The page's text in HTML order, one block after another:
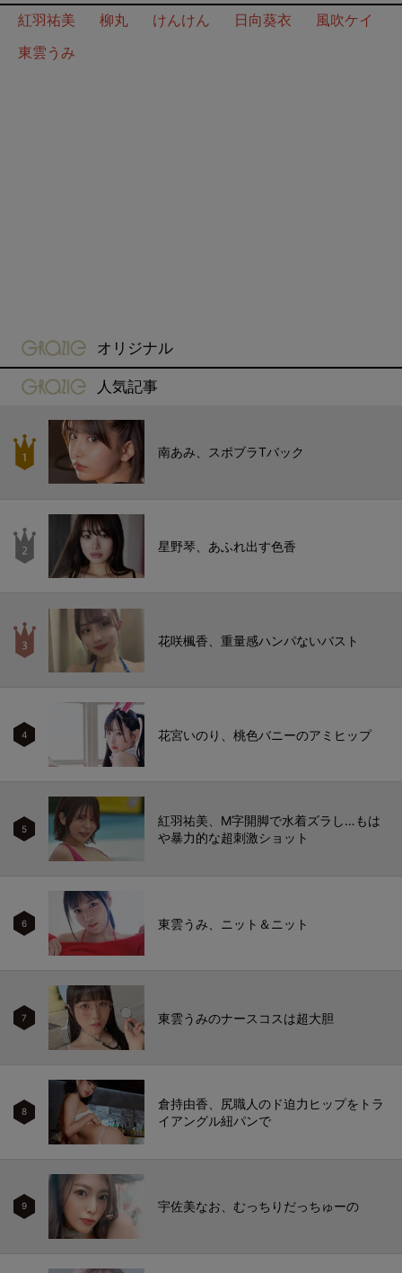
紅羽祐美 柳丸 けんけん 日向葵衣
風吹ケイ
東雲うみ
gravure-grazie
オリジナル
gravure-grazie
人気記事
南あみ、スポブラTバック
星野琴、あふれ出す色香
花咲楓香、重量感ハンパないバスト
4 花宮いのり、桃色バニーのアミヒップ
5
紅羽祐美、M字開脚で水着ズラし…もは
や暴力的な超刺激ショット
6 東雲うみ、ニット＆ニット
7 東雲うみのナースコスは超大胆
8
倉持由香、尻職人のド迫力ヒップをトラ
イアングル紐パンで
9 宇佐美なお、むっちりだっちゅーの